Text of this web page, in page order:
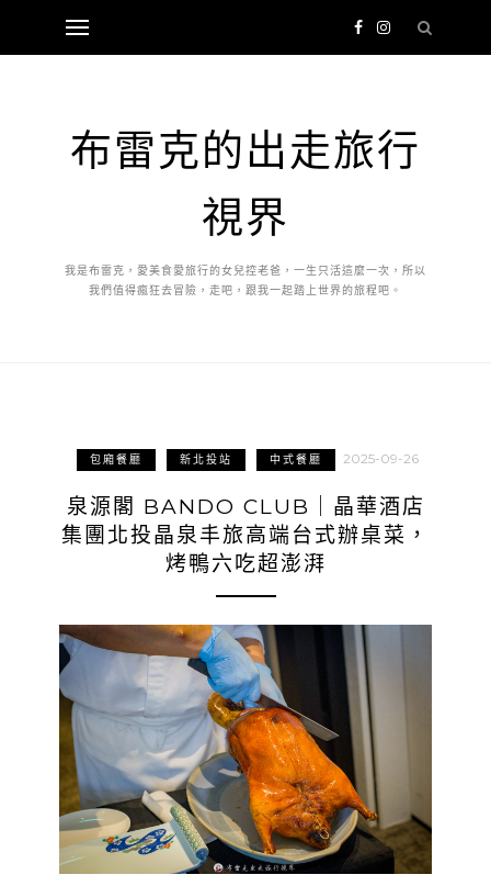
布雷克的出走旅行
視界
我是布雷克，愛美食愛旅行的女兒控老爸，一生只活這麼一次，所以
我們值得瘋狂去冒險，走吧，跟我一起踏上世界的旅程吧。
包廂餐廳 新北投站 中式餐廳 2025-09-26
泉源閣 BANDO CLUB｜晶華酒店
集團北投晶泉丰旅高端台式辦桌菜，
烤鴨六吃超澎湃